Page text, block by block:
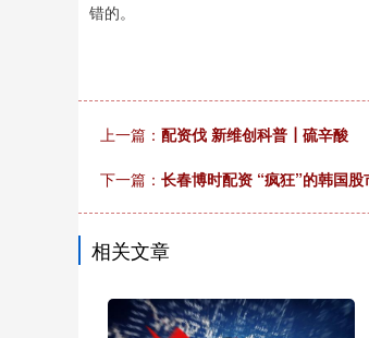
错的。
上一篇： 配资伐 新维创科普┃硫辛酸
下一篇： 长春博时配资 “疯狂”的韩国
相关文章